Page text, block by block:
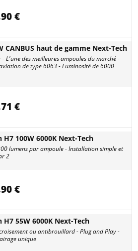
€
CANBUS haut de gamme Next-Tech
L'une des meilleures ampoules du marché -
de type 6063 - Luminosité de 6000
€
100W 6000K Next-Tech
lumens par ampoule - Installation simple et
2
€
55W 6000K Next-Tech
ou antibrouillard - Plug and Play -
unique